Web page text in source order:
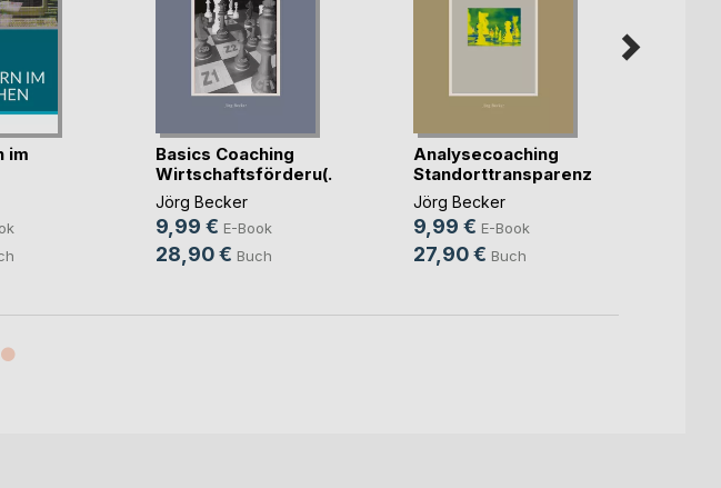
im
Basics Coaching
Wirtschaftsförderu(...)
Jörg Becker
9,99 € E-Book
28,90 € Buch
Analysecoaching
Standorttransparenz
Jörg Becker
9,99 € E-Book
27,90 € Buch